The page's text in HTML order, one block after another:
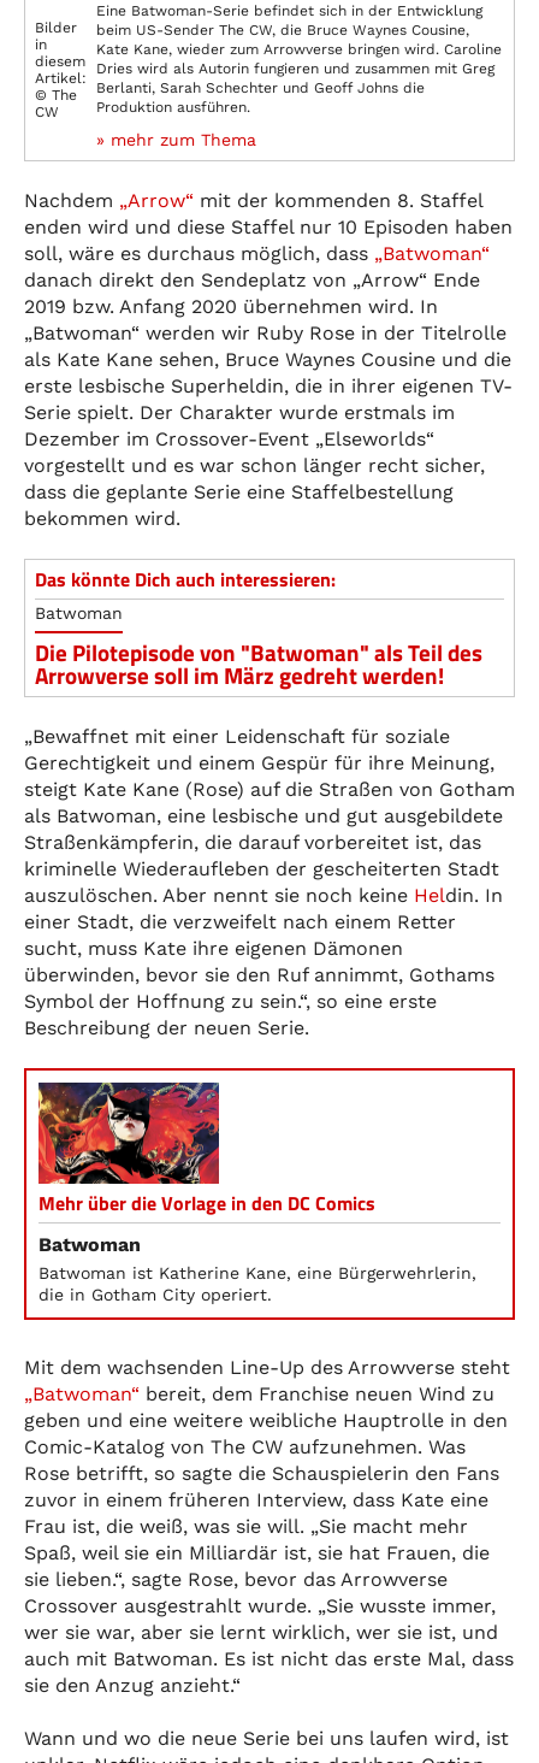
Bilder
in
diesem
Artikel:
© The
CW
Eine Batwoman-Serie befindet sich in der Entwicklung
beim US-Sender The CW, die Bruce Waynes Cousine,
Kate Kane, wieder zum Arrowverse bringen wird. Caroline
Dries wird als Autorin fungieren und zusammen mit Greg
Berlanti, Sarah Schechter und Geoff Johns die
Produktion ausführen.
» mehr zum Thema
Nachdem „Arrow“ mit der kommenden 8. Staffel
enden wird und diese Staffel nur 10 Episoden haben
soll, wäre es durchaus möglich, dass „Batwoman“
danach direkt den Sendeplatz von „Arrow“ Ende
2019 bzw. Anfang 2020 übernehmen wird. In
„Batwoman“ werden wir Ruby Rose in der Titelrolle
als Kate Kane sehen, Bruce Waynes Cousine und die
erste lesbische Superheldin, die in ihrer eigenen TV-
Serie spielt. Der Charakter wurde erstmals im
Dezember im Crossover-Event „Elseworlds“
vorgestellt und es war schon länger recht sicher,
dass die geplante Serie eine Staffelbestellung
bekommen wird.
Das könnte Dich auch interessieren:
Batwoman
Die Pilotepisode von "Batwoman" als Teil des
Arrowverse soll im März gedreht werden!
„Bewaffnet mit einer Leidenschaft für soziale
Gerechtigkeit und einem Gespür für ihre Meinung,
steigt Kate Kane (Rose) auf die Straßen von Gotham
als Batwoman, eine lesbische und gut ausgebildete
Straßenkämpferin, die darauf vorbereitet ist, das
kriminelle Wiederaufleben der gescheiterten Stadt
auszulöschen. Aber nennt sie noch keine Heldin. In
einer Stadt, die verzweifelt nach einem Retter
sucht, muss Kate ihre eigenen Dämonen
überwinden, bevor sie den Ruf annimmt, Gothams
Symbol der Hoffnung zu sein.“, so eine erste
Beschreibung der neuen Serie.
Mehr über die Vorlage in den DC Comics
Batwoman
Batwoman ist Katherine Kane, eine Bürgerwehrlerin,
die in Gotham City operiert.
Mit dem wachsenden Line-Up des Arrowverse steht
„Batwoman“ bereit, dem Franchise neuen Wind zu
geben und eine weitere weibliche Hauptrolle in den
Comic-Katalog von The CW aufzunehmen. Was
Rose betrifft, so sagte die Schauspielerin den Fans
zuvor in einem früheren Interview, dass Kate eine
Frau ist, die weiß, was sie will. „Sie macht mehr
Spaß, weil sie ein Milliardär ist, sie hat Frauen, die
sie lieben.“, sagte Rose, bevor das Arrowverse
Crossover ausgestrahlt wurde. „Sie wusste immer,
wer sie war, aber sie lernt wirklich, wer sie ist, und
auch mit Batwoman. Es ist nicht das erste Mal, dass
sie den Anzug anzieht.“
Wann und wo die neue Serie bei uns laufen wird, ist